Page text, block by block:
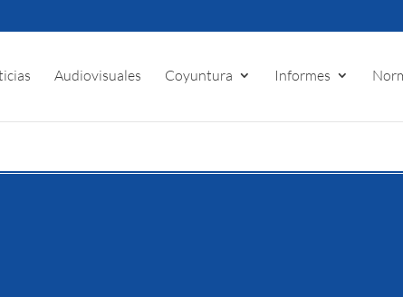
Audiovisuales Coyuntura Informes